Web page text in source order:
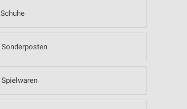
Schuhe
Sonderposten
Spielwaren